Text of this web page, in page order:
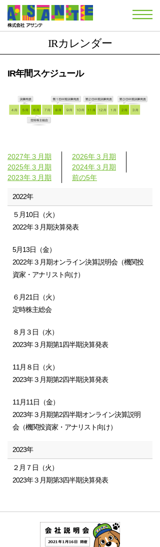
IRカレンダー
IR年間スケジュール
2027年３月期
2026年３月期
2025年３月期
2024年３月期
2023年３月期
前の5年
2022年
５月10日（火）
2022年３月期決算発表
5月13日（金）
2022年３月期オンライン決算説明会（機関投
資家・アナリスト向け）
６月21日（火）
定時株主総会
８月３日（水）
2023年３月期第1四半期決算発表
11月８日（火）
2023年３月期第2四半期決算発表
11月11日（金）
2023年３月期第2四半期オンライン決算説明
会（機関投資家・アナリスト向け）
2023年
２月７日（火）
2023年３月期第3四半期決算発表